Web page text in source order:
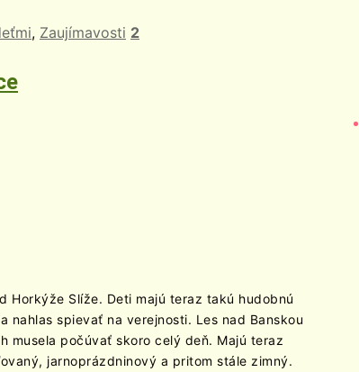
, Zaujímavosti 2
Horkýže Slíže. Deti majú teraz takú hudobnú
spievať na verejnosti. Les nad Banskou
musela počúvať skoro celý deň. Majú teraz
jarnoprázdninový a pritom stále zimný.